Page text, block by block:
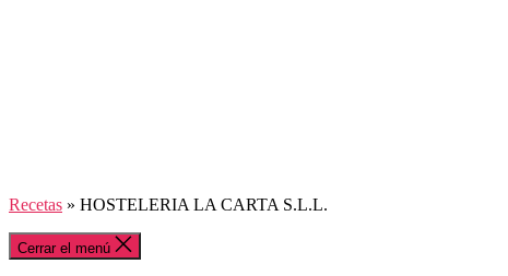
Recetas » HOSTELERIA LA CARTA S.L.L.
Cerrar el menú